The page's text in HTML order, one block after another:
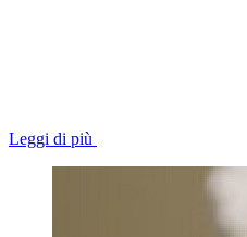
Leggi di più